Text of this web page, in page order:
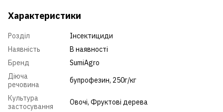
Характеристики
Розділ
Інсектициди
Наявність
В наявності
Бренд
SumiAgro
Діюча
речовина
бупрофезин, 250г/кг
Культура
застосування
Овочі, Фруктові дерева